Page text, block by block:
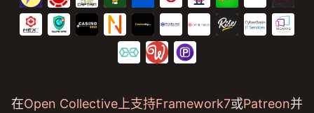
在Open Collective上支持Framework7或Patreon并